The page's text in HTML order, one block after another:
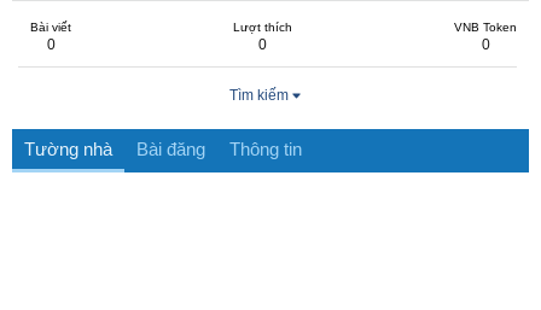
Bài viết
0
Lượt thích
0
VNB Token
0
Tìm kiếm
Tường nhà Bài đăng Thông tin